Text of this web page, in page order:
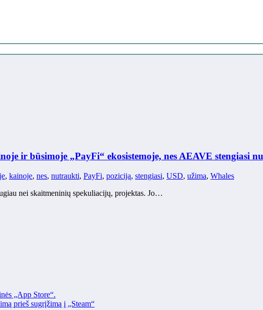
ir būsimoje „PayFi“ ekosistemoje, nes AEAVE stengiasi
, kainoje, nes, nutraukti, PayFi, poziciją, stengiasi, USD, užima, Whales
nei skaitmeninių spekuliacijų, projektas. Jo…
„App Store“.
prieš sugrįžimą į „Steam“